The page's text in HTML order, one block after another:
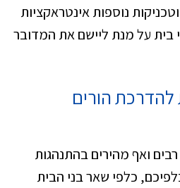
נוספות אינטראקציות
בית על מנת ליישם את המדובר
להדרכת הורים
רבים ואף מהירים בהתנהגות
כלפי שאר בני הבית